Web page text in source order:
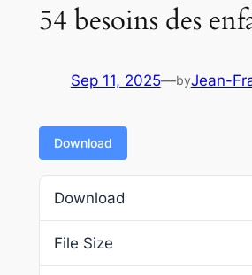
54 besoins des
Sep 11, 2025—byJean-
Download
Download
File Size